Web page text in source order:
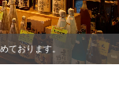
ております。